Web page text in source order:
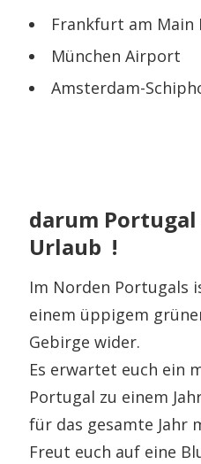
Frankfurt am
München Airport
Amsterdam-
darum Portugal
Urlaub !
Im Norden Portugals
einem üppigem
Gebirge wider.
Es erwartet euch ein
Portugal zu einem
für das gesamte Jahr
Freut euch auf eine